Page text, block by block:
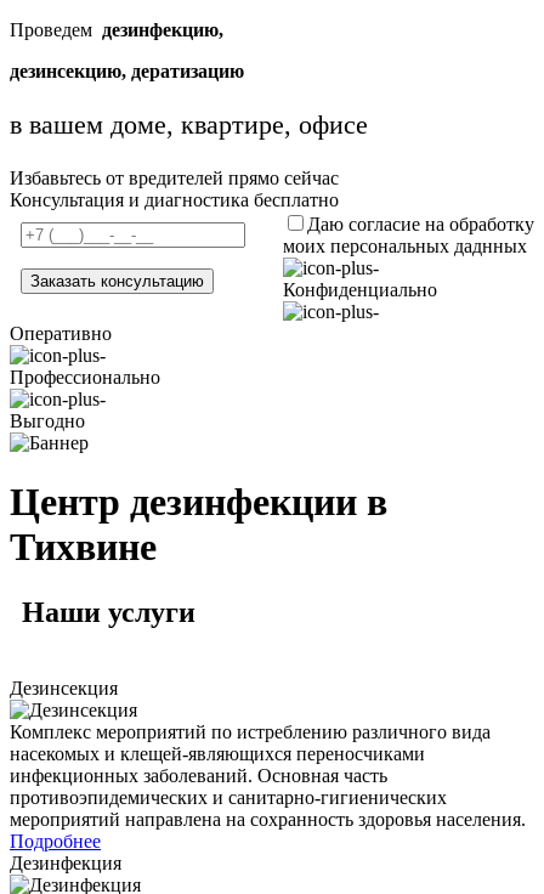
Проведем дезинфекцию,
дезинсекцию, дератизацию
в вашем доме, квартире, офисе
Избавьтесь от вредителей прямо сейчас
Консультация и диагностика бесплатно
Даю согласие на обработку
моих персональных даднных
Конфиденциально
Оперативно
Профессионально
Выгодно
Центр дезинфекции в
Тихвине
Наши услуги
Дезинсекция
Комплекс мероприятий по истреблению различного вида
насекомых и клещей-являющихся переносчиками
инфекционных заболеваний. Основная часть
противоэпидемических и санитарно-гигиенических
мероприятий направлена на сохранность здоровья населения.
Подробнее
Дезинфекция